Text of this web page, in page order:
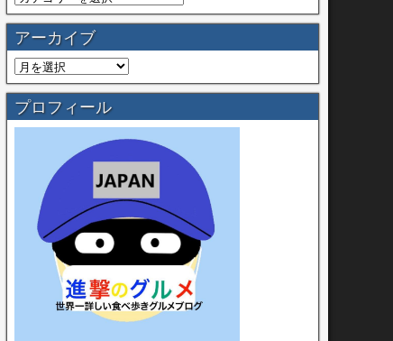
アーカイブ
プロフィール